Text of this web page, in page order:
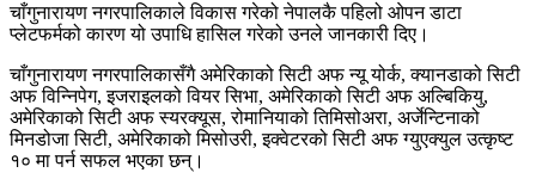
चाँगुनारायण नगरपालिकाले विकास गरेको नेपालकै पहिलो ओपन डाटा
प्लेटफर्मको कारण यो उपाधि हासिल गरेको उनले जानकारी दिए।
चाँगुनारायण नगरपालिकासँगै अमेरिकाको सिटी अफ न्यू योर्क, क्यानडाको सिटी
अफ विन्निपेग, इजराइलको वियर सिभा, अमेरिकाको सिटी अफ अल्बिकियु,
अमेरिकाको सिटी अफ स्यरक्यूस, रोमानियाको तिमिसोअरा, अर्जेन्टिनाको
मिनडोजा सिटी, अमेरिकाको मिसोउरी, इक्वेटरको सिटी अफ ग्युएक्युल उत्कृष्ट
१० मा पर्न सफल भएका छन्।